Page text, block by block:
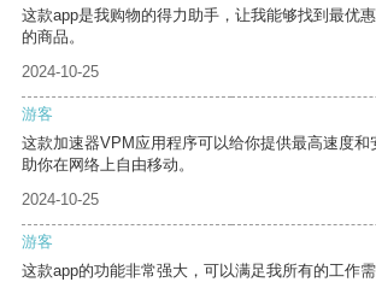
这款app是我购物的得力助手，让我能够找到最优
的商品。
2024-10-25
游客
这款加速器VPM应用程序可以给你提供最高速度和
助你在网络上自由移动。
2024-10-25
游客
这款app的功能非常强大，可以满足我所有的工作